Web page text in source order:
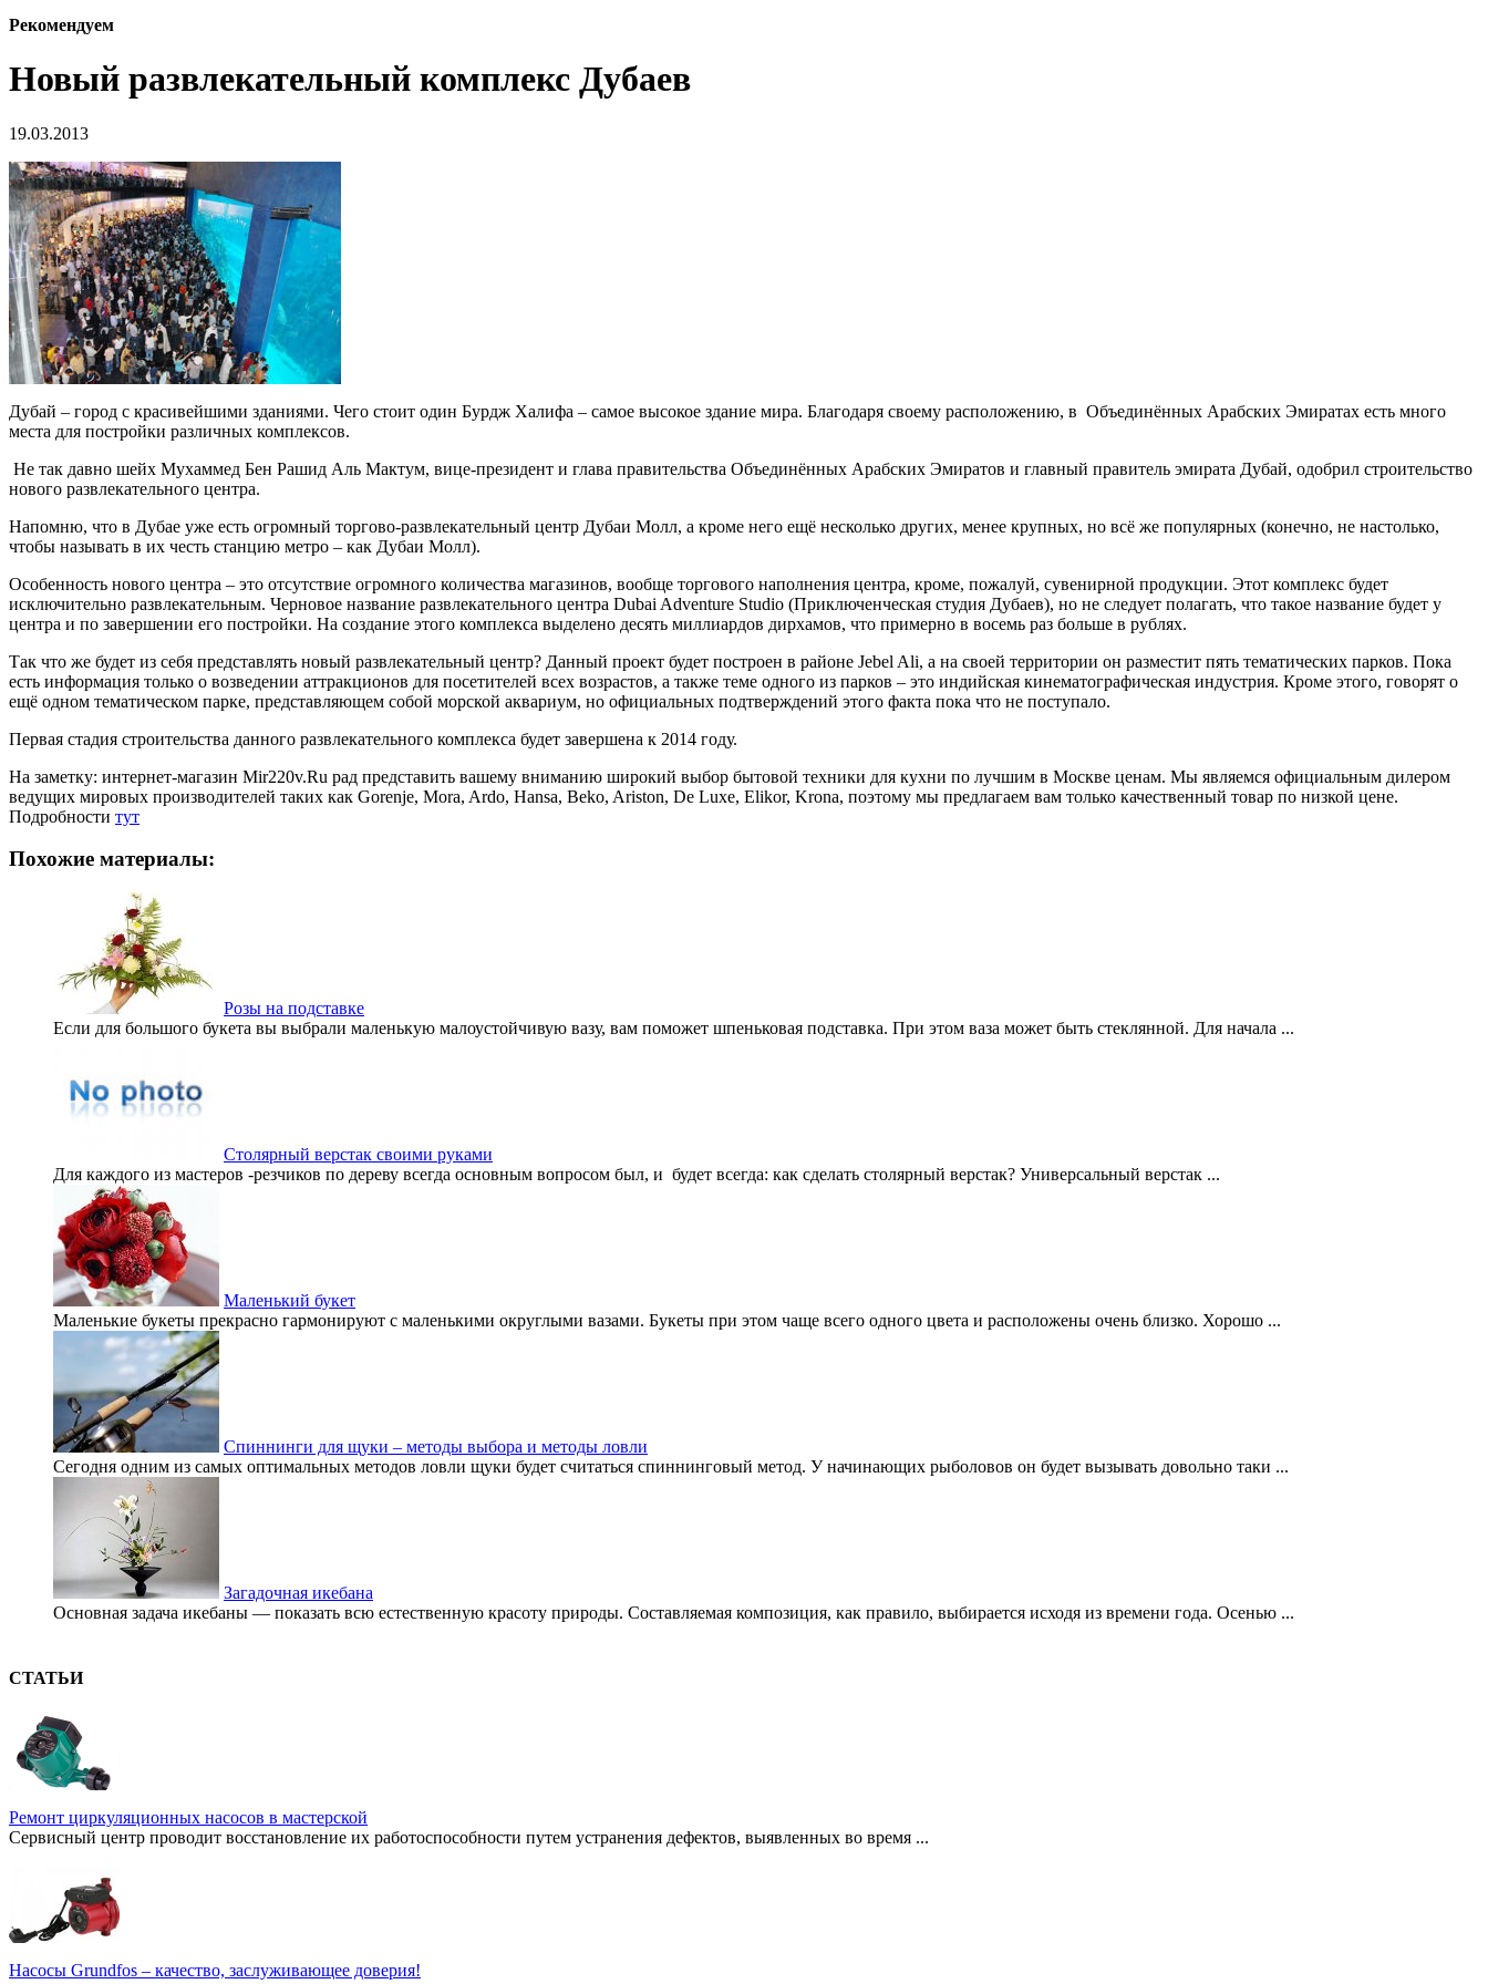
Рекомендуем
Новый развлекательный комплекс Дубаев
19.03.2013
Дубай – город с красивейшими зданиями. Чего стоит один Бурдж Халифа – самое высокое здание мира. Благодаря своему расположению, в Объединённых Арабских Эмиратах есть много
места для постройки различных комплексов.
Не так давно шейх Мухаммед Бен Рашид Аль Мактум, вице-президент и глава правительства Объединённых Арабских Эмиратов и главный правитель эмирата Дубай, одобрил строительство
нового развлекательного центра.
Напомню, что в Дубае уже есть огромный торгово-развлекательный центр Дубаи Молл, а кроме него ещё несколько других, менее крупных, но всё же популярных (конечно, не настолько,
чтобы называть в их честь станцию метро – как Дубаи Молл).
Особенность нового центра – это отсутствие огромного количества магазинов, вообще торгового наполнения центра, кроме, пожалуй, сувенирной продукции. Этот комплекс будет
исключительно развлекательным. Черновое название развлекательного центра Dubai Adventure Studio (Приключенческая студия Дубаев), но не следует полагать, что такое название будет у
центра и по завершении его постройки. На создание этого комплекса выделено десять миллиардов дирхамов, что примерно в восемь раз больше в рублях.
Так что же будет из себя представлять новый развлекательный центр? Данный проект будет построен в районе Jebel Ali, а на своей территории он разместит пять тематических парков. Пока
есть информация только о возведении аттракционов для посетителей всех возрастов, а также теме одного из парков – это индийская кинематографическая индустрия. Кроме этого, говорят о
ещё одном тематическом парке, представляющем собой морской аквариум, но официальных подтверждений этого факта пока что не поступало.
Первая стадия строительства данного развлекательного комплекса будет завершена к 2014 году.
На заметку: интернет-магазин Mir220v.Ru рад представить вашему вниманию широкий выбор бытовой техники для кухни по лучшим в Москве ценам. Мы являемся официальным дилером
ведущих мировых производителей таких как Gorenje, Mora, Ardo, Hansa, Beko, Ariston, De Luxe, Elikor, Krona, поэтому мы предлагаем вам только качественный товар по низкой цене.
Подробности тут
Похожие материалы:
Розы на подставке
Если для большого букета вы выбрали маленькую малоустойчивую вазу, вам поможет шпеньковая подставка. При этом ваза может быть стеклянной. Для начала ...
Столярный верстак своими руками
Для каждого из мастеров -резчиков по дереву всегда основным вопросом был, и будет всегда: как сделать столярный верстак? Универсальный верстак ...
Маленький букет
Маленькие букеты прекрасно гармонируют с маленькими округлыми вазами. Букеты при этом чаще всего одного цвета и расположены очень близко. Хорошо ...
Спиннинги для щуки – методы выбора и методы ловли
Сегодня одним из самых оптимальных методов ловли щуки будет считаться спиннинговый метод. У начинающих рыболовов он будет вызывать довольно таки ...
Загадочная икебана
Основная задача икебаны — показать всю естественную красоту природы. Составляемая композиция, как правило, выбирается исходя из времени года. Осенью ...
СТАТЬИ
Ремонт циркуляционных насосов в мастерской
Сервисный центр проводит восстановление их работоспособности путем устранения дефектов, выявленных во время ...
Насосы Grundfos – качество, заслуживающее доверия!